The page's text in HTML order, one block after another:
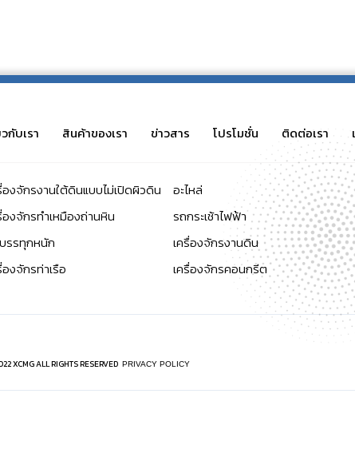
กับเรา สินค้าของเรา ข่าวสาร โปรโมชั่น ติดต่อเรา
องจักรงานใต้ดินแบบไม่เปิดผิวดิน อะไหล่
องจักรทำเหมืองถ่านหิน
รถกระเช้าไฟฟ้า
รรทุกหนัก
เครื่องจักรงานดิน
องจักรท่าเรือ
เครื่องจักรคอนกรีต
XCMG ALL RIGHTS RESERVED PRIVACY POLICY